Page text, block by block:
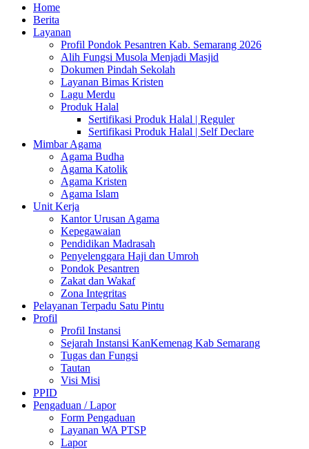
Home
Berita
Layanan
Profil Pondok Pesantren Kab. Semarang 2026
Alih Fungsi Musola Menjadi Masjid
Dokumen Pindah Sekolah
Layanan Bimas Kristen
Lagu Merdu
Produk Halal
Sertifikasi Produk Halal | Reguler
Sertifikasi Produk Halal | Self Declare
Mimbar Agama
Agama Budha
Agama Katolik
Agama Kristen
Agama Islam
Unit Kerja
Kantor Urusan Agama
Kepegawaian
Pendidikan Madrasah
Penyelenggara Haji dan Umroh
Pondok Pesantren
Zakat dan Wakaf
Zona Integritas
Pelayanan Terpadu Satu Pintu
Profil
Profil Instansi
Sejarah Instansi KanKemenag Kab Semarang
Tugas dan Fungsi
Tautan
Visi Misi
PPID
Pengaduan / Lapor
Form Pengaduan
Layanan WA PTSP
Lapor